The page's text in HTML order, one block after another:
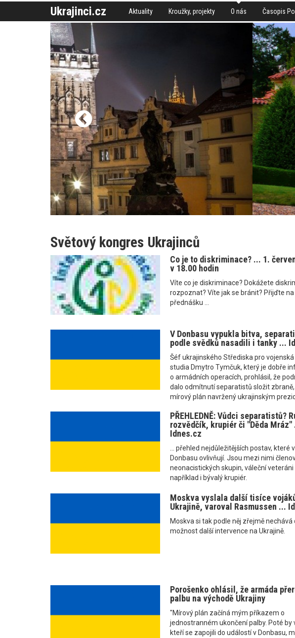
Ukrajinci.cz Aktuality Kroužky, projekty O nás Časopis
Světový kongres Ukrajinců
Co je to diskriminace? ... 1.
v 18.00 hodin
Víte co je diskriminace? Dokážete
rozpoznat? Víte jak se bránit? Přijďte na
přednášku ...
V Donbasu vypukla bitva,
podle svědků nasadili i tanky ...
Šéf ukrajinského Střediska pro
studia Dmytro Tymčuk, který je dobře
o armádních operacích, prohlásil, že
dalo odmítnutí separatistů složit
mírový plán navržený ukrajinským
PŘEHLEDNĚ: Vůdci separatistů?
rozvědčík, krupiér či "Děda Mráz"
Idnes.cz
... přehled nejdůležitějších postav, které
Donbasu ovlivňují. Jsou mezi nimi
neonacistických skupin, váleční veteráni
například i bývalý krupiér.
Moskva vyslala další tisíce
Ukrajině, varoval Rasmussen ...
Moskva si tak podle něj zřejmě nechává
možnost další intervence na Ukrajině.
Porošenko ohlásil, že armáda
palbu na východě Ukrajiny
"Mírový plán začíná mým příkazem o
jednostranném ukončení palby. Poté by
kteří se zapojili do událostí v Donbasu,